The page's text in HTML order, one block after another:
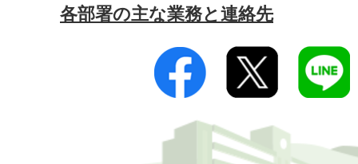
各部署の主な業務と連絡先